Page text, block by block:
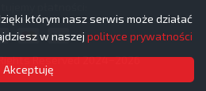
którym nasz serwis może działać
w naszej polityce prywatności
Akceptuję
Reserved 2024−2026